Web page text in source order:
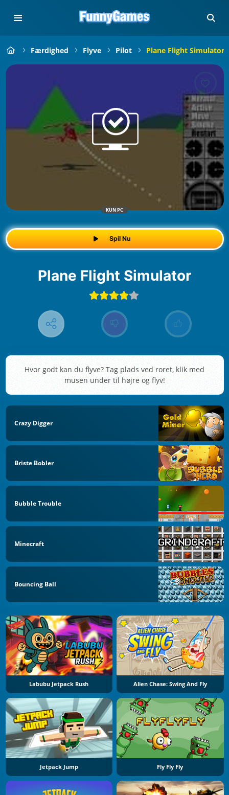
Færdighed Flyve Pilot Plane Flight Simulator
KUN PC
Spil Nu
Plane Flight Simulator
Hvor godt kan du flyve? Tag plads ved roret, klik med
musen under til højre og flyv!
Crazy Digger
Briste Bobler
Bubble Trouble
Minecraft
Bouncing Ball
Labubu Jetpack Rush Alien Chase: Swing And Fly
Jetpack Jump Fly Fly Fly